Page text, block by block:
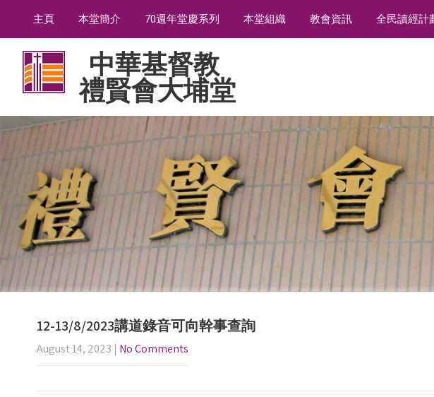
主頁 本堂簡介 70週年堂慶系列 本堂組織 教會資訊 全民讀經計
中華基督教
禮賢會大埔堂
12-13/8/2023講道錄音可向幹事查詢
August 14, 2023 | No Comments